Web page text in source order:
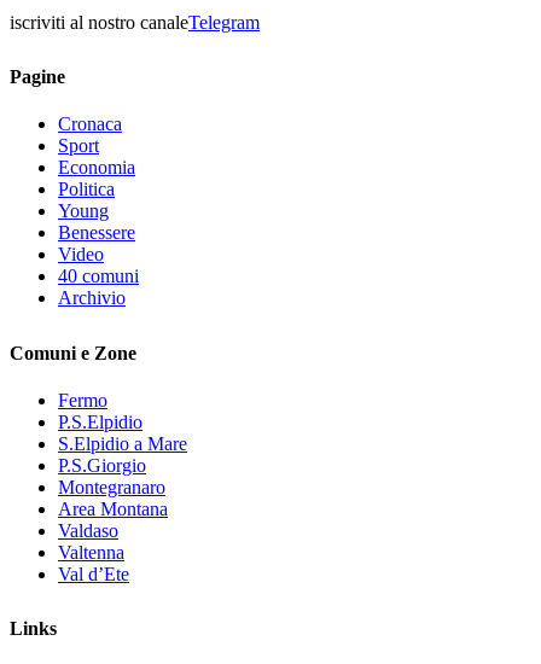
iscriviti al nostro canaleTelegram
Pagine
Cronaca
Sport
Economia
Politica
Young
Benessere
Video
40 comuni
Archivio
Comuni e Zone
Fermo
P.S.Elpidio
S.Elpidio a Mare
P.S.Giorgio
Montegranaro
Area Montana
Valdaso
Valtenna
Val d’Ete
Links